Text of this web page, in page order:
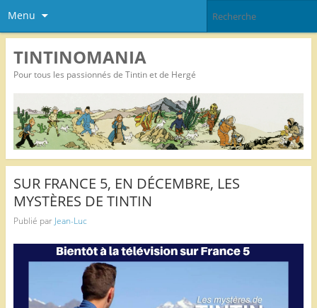
Menu
TINTINOMANIA
Pour tous les passionnés de Tintin et de Hergé
SUR FRANCE 5, EN DÉCEMBRE, LES
MYSTÈRES DE TINTIN
Publié par Jean-Luc